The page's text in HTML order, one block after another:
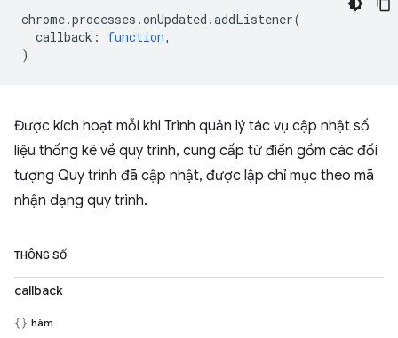
chrome.processes .onUpdated .addListener(
callback : function,
)
Được kích hoạt mỗi khi Trình quản lý tác vụ cập nhật số
liệu thống kê về quy trình, cung cấp từ điển gồm các đối
tượng Quy trình đã cập nhật, được lập chỉ mục theo mã
nhận dạng quy trình.
THÔNG SỐ
callback
hàm